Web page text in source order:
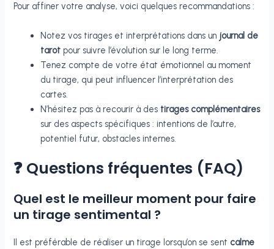
Pour affiner votre analyse, voici quelques recommandations :
Notez vos tirages et interprétations dans un journal de
tarot pour suivre l’évolution sur le long terme.
Tenez compte de votre état émotionnel au moment
du tirage, qui peut influencer l’interprétation des
cartes.
N’hésitez pas à recourir à des tirages complémentaires
sur des aspects spécifiques : intentions de l’autre,
potentiel futur, obstacles internes.
❓ Questions fréquentes (FAQ)
Quel est le meilleur moment pour faire
un tirage sentimental ?
Il est préférable de réaliser un tirage lorsqu’on se sent calme